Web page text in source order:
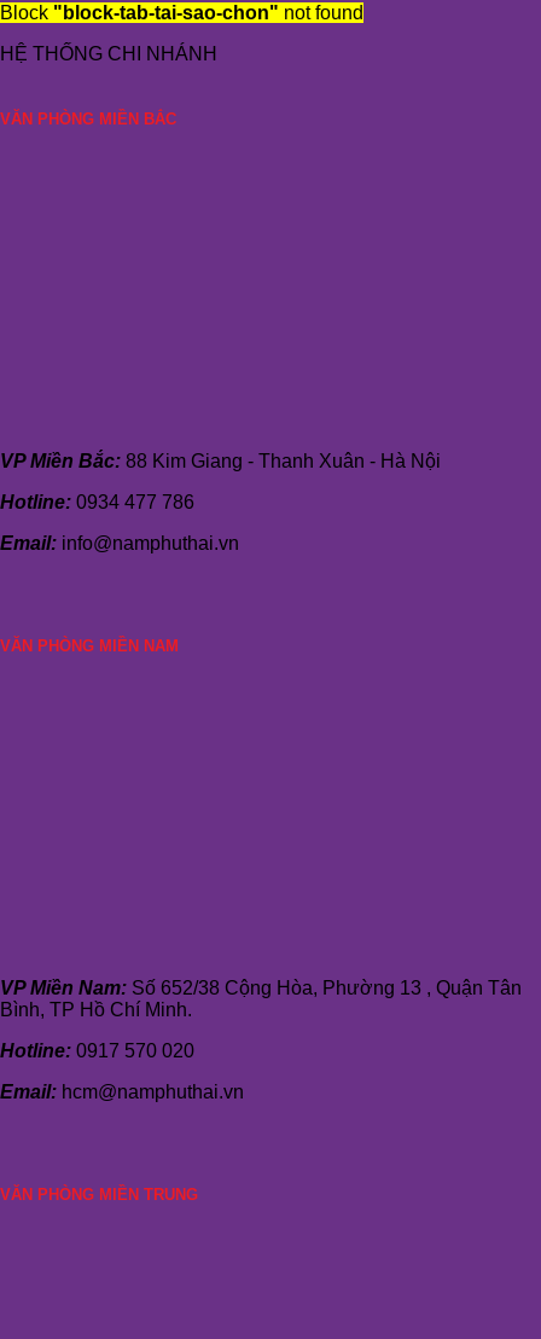
Block "block-tab-tai-sao-chon" not found
HỆ THỐNG CHI NHÁNH
VĂN PHÒNG MIỀN BẮC
VP Miền Bắc: 88 Kim Giang - Thanh Xuân - Hà Nội
Hotline: 0934 477 786
Email: info@namphuthai.vn
VĂN PHÒNG MIỀN NAM
VP Miền Nam: Số 652/38 Cộng Hòa, Phường 13 , Quận Tân
Bình, TP Hồ Chí Minh.
Hotline: 0917 570 020
Email: hcm@namphuthai.vn
VĂN PHÒNG MIỀN TRUNG